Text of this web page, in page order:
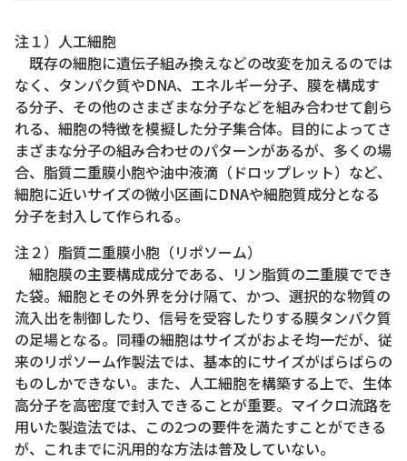
注１）人工細胞
既存の細胞に遺伝子組み換えなどの改変を加えるのでは
なく、タンパク質やDNA、エネルギー分子、膜を構成す
る分子、その他のさまざまな分子などを組み合わせて創ら
れる、細胞の特徴を模擬した分子集合体。目的によってさ
まざまな分子の組み合わせのパターンがあるが、多くの場
合、脂質二重膜小胞や油中液滴（ドロップレット）など、
細胞に近いサイズの微小区画にDNAや細胞質成分となる
分子を封入して作られる。
注２）脂質二重膜小胞（リポソーム）
細胞膜の主要構成成分である、リン脂質の二重膜ででき
た袋。細胞とその外界を分け隔て、かつ、選択的な物質の
流入出を制御したり、信号を受容したりする膜タンパク質
の足場となる。同種の細胞はサイズがおよそ均一だが、従
来のリポソーム作製法では、基本的にサイズがばらばらの
ものしかできない。また、人工細胞を構築する上で、生体
高分子を高密度で封入できることが重要。マイクロ流路を
用いた製造法では、この2つの要件を満たすことができる
が、これまでに汎用的な方法は普及していない。